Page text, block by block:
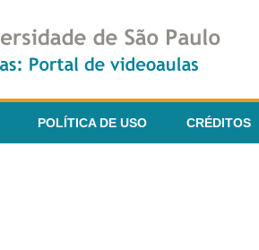
POLÍTICA DE USO CRÉDITOS